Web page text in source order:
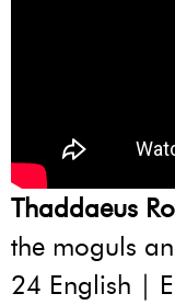
Thaddaeus
the moguls
24 English |